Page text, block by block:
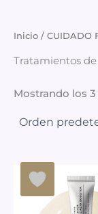
Inicio / CUIDADO
Tratamientos
Mostrando los